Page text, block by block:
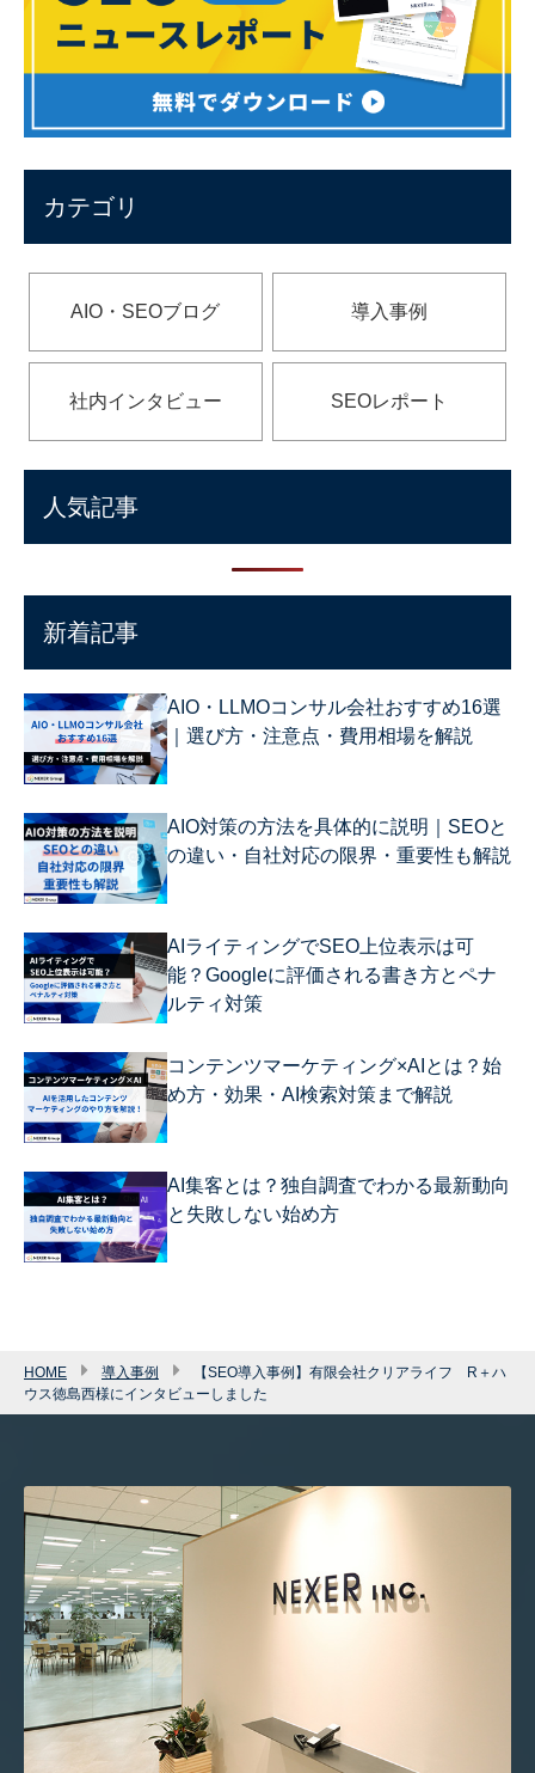
カテゴリ
AIO・SEOブログ 導入事例
社内インタビュー SEOレポート
人気記事
新着記事
AIO・LLMOコンサル会社おすすめ16選
｜選び方・注意点・費用相場を解説
AIO対策の方法を具体的に説明｜SEOと
の違い・自社対応の限界・重要性も解説
AIライティングでSEO上位表示は可
能？Googleに評価される書き方とペナ
ルティ対策
コンテンツマーケティング×AIとは？始
め方・効果・AI検索対策まで解説
AI集客とは？独自調査でわかる最新動向
と失敗しない始め方
HOME 導入事例
【SEO導入事例】有限会社クリアライフ R＋ハ
ウス徳島西様にインタビューしました